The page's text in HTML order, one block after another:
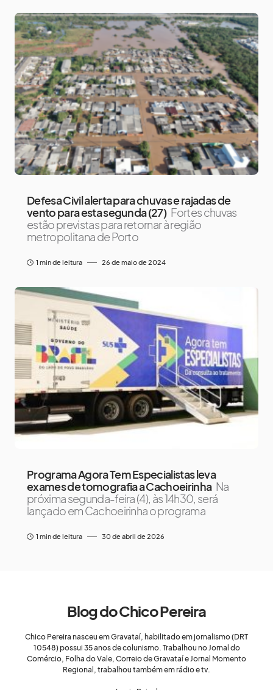
Defesa Civil alerta para chuvas e rajadas de
vento para esta segunda (27) Fortes chuvas
estão previstas para retornar à região
metropolitana de Porto
1 min de leitura 26 de maio de 2024
Programa Agora Tem Especialistas leva
exames de tomografia a Cachoeirinha Na
próxima segunda-feira (4), às 14h30, será
lançado em Cachoeirinha o programa
1 min de leitura 30 de abril de 2026
Blog do Chico Pereira
Chico Pereira nasceu em Gravataí, habilitado em jornalismo (DRT
10548) possui 35 anos de colunismo. Trabalhou no Jornal do
Comércio, Folha do Vale, Correio de Gravataí e Jornal Momento
Regional, trabalhou também em rádio e tv.